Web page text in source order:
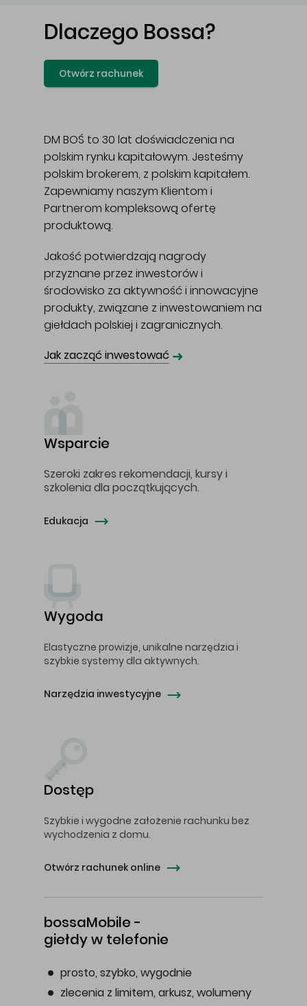
Dlaczego Bossa?
Otwórz rachunek
DM BOŚ to 30 lat doświadczenia na
polskim rynku kapitałowym. Jesteśmy
polskim brokerem, z polskim kapitałem.
Zapewniamy naszym Klientom i
Partnerom kompleksową ofertę
produktową.
Jakość potwierdzają nagrody
przyznane przez inwestorów i
środowisko za aktywność i innowacyjne
produkty, związane z inwestowaniem na
giełdach polskiej i zagranicznych.
Jak zacząć inwestować ➜
Wsparcie
Szeroki zakres rekomendacji, kursy i
szkolenia dla początkujących.
Edukacja
Wygoda
Elastyczne prowizje, unikalne narzędzia i
szybkie systemy dla aktywnych.
Narzędzia inwestycyjne
Dostęp
Szybkie i wygodne założenie rachunku bez
wychodzenia z domu.
Otwórz rachunek online
bossaMobile -
giełdy w telefonie
prosto, szybko, wygodnie
zlecenia z limitem, arkusz, wolumeny